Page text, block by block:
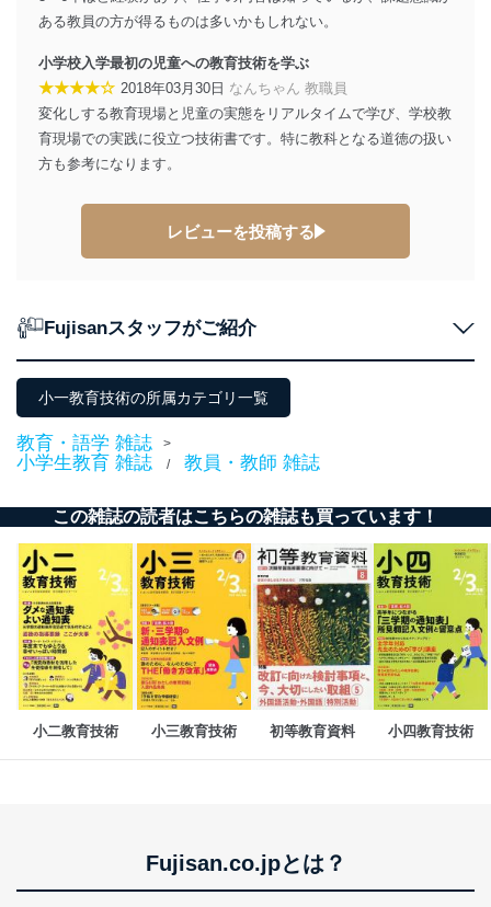
ある教員の方が得るものは多いかもしれない。
小学校入学最初の児童への教育技術を学ぶ
★★★★☆ 2018年03月30日 なんちゃん 教職員
変化しする教育現場と児童の実態をリアルタイムで学び、学校教
育現場での実践に役立つ技術書です。特に教科となる道徳の扱い
方も参考になります。
レビューを投稿する
Fujisanスタッフがご紹介
小一教育技術の所属カテゴリ一覧
教育・語学 雑誌 >
小学生教育 雑誌 / 教員・教師 雑誌
この雑誌の読者はこちらの雑誌も買っています！
小二教育技術 小三教育技術 初等教育資料 小四教育技術
Fujisan.co.jpとは？